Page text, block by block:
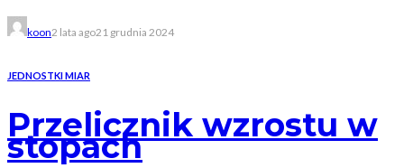
koon2 lata ago21 grudnia 2024
JEDNOSTKI MIAR
Przelicznik wzrostu w
stopach